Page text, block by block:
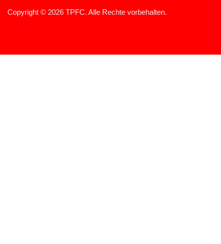
Copyright © 2026 TPFC. Alle Rechte vorbehalten.